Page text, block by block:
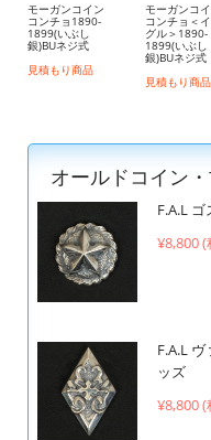
モーガンコイン
コンチョ1890-
1899(いぶし
銀)BUネジ式
見積もり商品
モーガンコ
コンチョ＜
グル＞1890-
1899(いぶし
銀)BUネジ式
見積もり商品
オールドコイン
F.A.L
¥8,800 (
F.A.L
ッズ
¥8,800 (